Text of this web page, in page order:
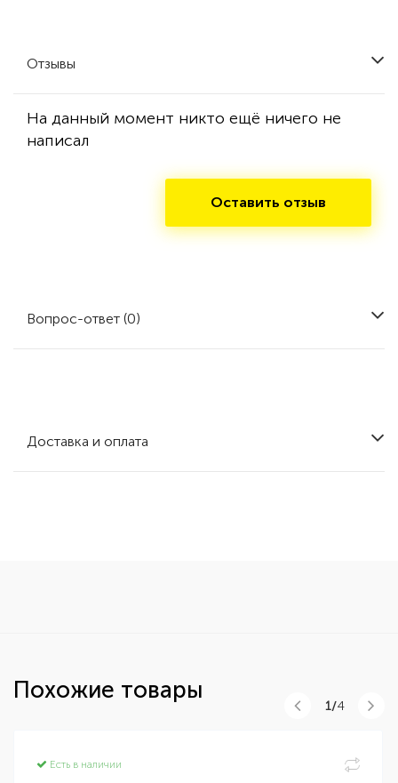
Отзывы
На данный момент никто ещё ничего не
написал
Оставить отзыв
Вопрос-ответ (0)
Доставка и оплата
Похожие товары
Есть в наличии
1/4